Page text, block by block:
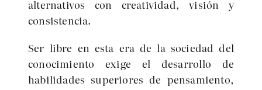
alternativos con creatividad, visión y
consistencia.
Ser libre en esta era de la sociedad del
conocimiento exige el desarrollo de
habilidades superiores de pensamiento,